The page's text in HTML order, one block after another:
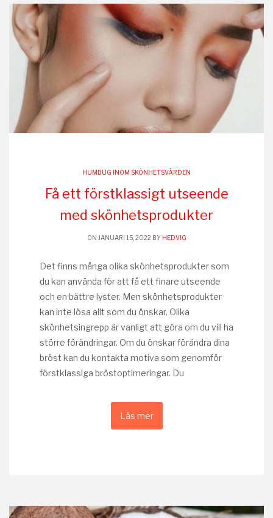
HUMBUG INOM SKÖNHETSVÅRDEN
Få ett förstklassigt utseende
med skönhetsprodukter
ON JANUARI 15, 2022 BY HEDVIG
Det finns många olika skönhetsprodukter som
du kan använda för att få ett finare utseende
och en bättre lyster. Men skönhetsprodukter
kan inte lösa allt som du önskar. Olika
skönhetsingrepp är vanligt att göra om du vill ha
större förändringar. Om du önskar förändra dina
bröst kan du kontakta motiva som genomför
förstklassiga bröstoptimeringar. Du
Läs mer